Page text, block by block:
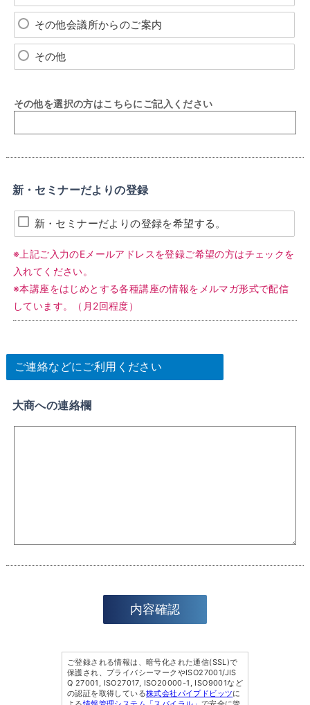
その他会議所からのご案内
その他
その他を選択の方はこちらにご記入ください
新・セミナーだよりの登録
新・セミナーだよりの登録を希望する。
※上記ご入力のEメールアドレスを登録ご希望の方はチェックを
入れてください。
※本講座をはじめとする各種講座の情報をメルマガ形式で配信
しています。（月2回程度）
ご連絡などにご利用ください
大商への連絡欄
ご登録される情報は、暗号化された通信(SSL)で
保護され、プライバシーマークやISO27001/JIS
Q 27001, ISO27017, ISO20000-1, ISO9001など
の認証を取得している株式会社パイプドビッツに